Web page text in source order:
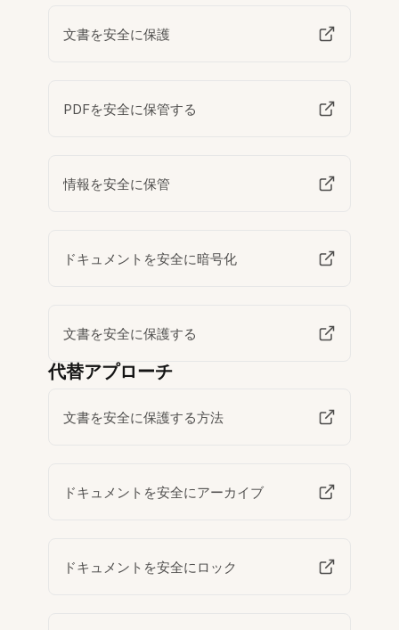
文書を安全に保護
PDFを安全に保管する
情報を安全に保管
ドキュメントを安全に暗号化
文書を安全に保護する
代替アプローチ
文書を安全に保護する方法
ドキュメントを安全にアーカイブ
ドキュメントを安全にロック